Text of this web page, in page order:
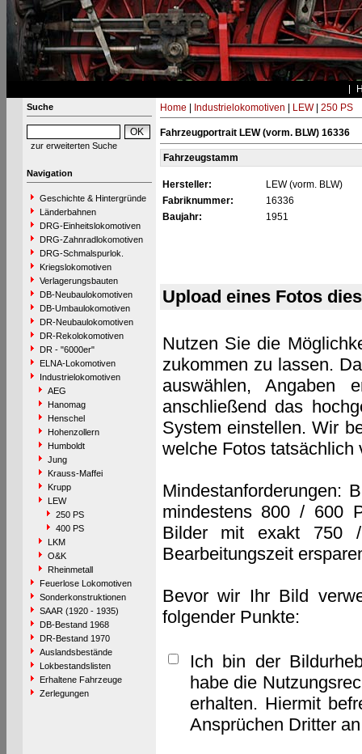
Suche
zur erweiterten Suche
Navigation
Geschichte & Hintergründe
Länderbahnen
DRG-Einheitslokomotiven
DRG-Zahnradlokomotiven
DRG-Schmalspurlok.
Kriegslokomotiven
Verlagerungsbauten
DB-Neubaulokomotiven
DB-Umbaulokomotiven
DR-Neubaulokomotiven
DR-Rekolokomotiven
DR - "6000er"
ELNA-Lokomotiven
Industrielokomotiven
AEG
Hanomag
Henschel
Hohenzollern
Humboldt
Jung
Krauss-Maffei
Krupp
LEW
250 PS
400 PS
LKM
O&K
Rheinmetall
Feuerlose Lokomotiven
Sonderkonstruktionen
SAAR (1920 - 1935)
DB-Bestand 1968
DR-Bestand 1970
Auslandsbestände
Lokbestandslisten
Erhaltene Fahrzeuge
Zerlegungen
Home Industrielokomotiven LEW| 250 PS
Fahrzeugportrait LEW (vorm. BLW) 16336
Fahrzeugstamm
Hersteller:
LEW (vorm. BLW)
Fabriknummer:
16336
Baujahr:
1951
Upload eines Fotos
Nutzen Sie die
zukommen zu lassen.
auswählen, Angaben
anschließend das
System einstellen. Wir
welche Fotos tatsächlich
Mindestanforderungen:
mindestens 800 / 600
Bilder mit exakt 750
Bearbeitungszeit
Bevor wir Ihr Bild
folgender Punkte:
Ich bin der
habe die
erhalten. Hiermit
Ansprüchen Dritter